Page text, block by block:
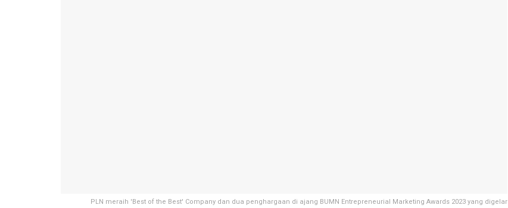
PLN meraih 'Best of the Best' Company dan dua penghargaan di ajang BUMN Entrepreneurial Marketing Awards 2023 yang digelar